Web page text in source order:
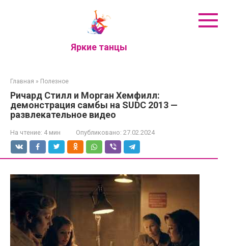
Яркие танцы
Главная » Полезное
Ричард Стилл и Морган Хемфилл:
демонстрация самбы на SUDC 2013 —
развлекательное видео
На чтение: 4 мин Опубликовано: 27.02.2024